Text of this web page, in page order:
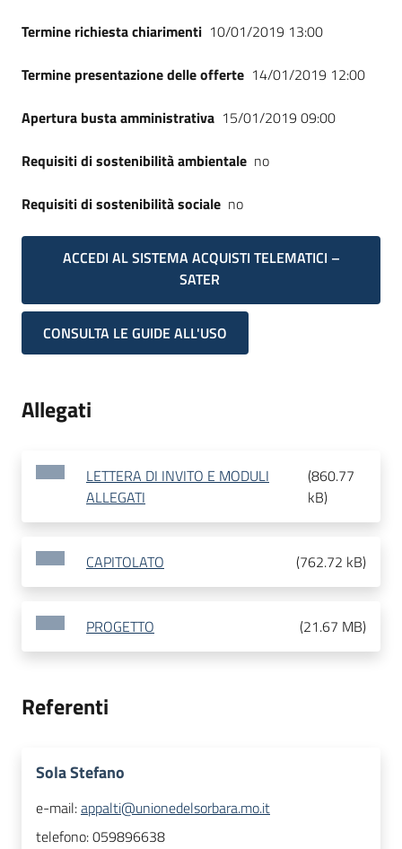
Termine richiesta chiarimenti 10/01/2019 13:00
Termine presentazione delle offerte 14/01/2019 12:00
Apertura busta amministrativa 15/01/2019 09:00
Requisiti di sostenibilità ambientale no
Requisiti di sostenibilità sociale no
ACCEDI AL SISTEMA ACQUISTI TELEMATICI –
SATER
CONSULTA LE GUIDE ALL'USO
Allegati
LETTERA DI INVITO E MODULI
ALLEGATI
(860.77
kB)
CAPITOLATO (762.72 kB)
PROGETTO (21.67 MB)
Referenti
Sola Stefano
e-mail:appalti@unionedelsorbara.mo.it
telefono:059896638